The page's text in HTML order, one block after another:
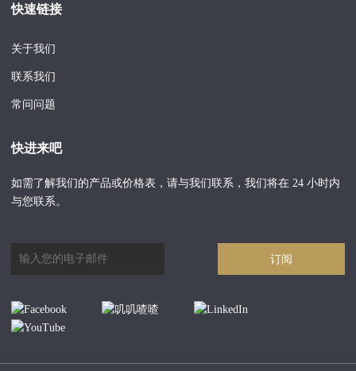
快速链接
关于我们
联系我们
常问问题
快进来吧
如需了解我们的产品或价格表，请与我们联系，我们将在 24 小时内
与您联系。
订阅